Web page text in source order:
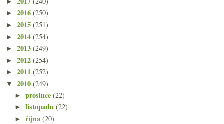
► 2016 (250)
► 2015 (251)
► 2014 (254)
► 2013 (249)
► 2012 (254)
► 2011 (252)
▼ 2010 (249)
►prosince(22)
►listopadu(22)
►října(20)